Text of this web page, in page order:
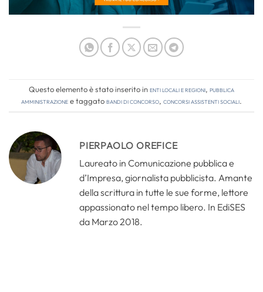
Questo elemento è stato inserito inEnti locali e regioni, Pubblica
amministrazionee taggatobandi di concorso, concorsi assistenti sociali.
PIERPAOLO OREFICE
Laureato in Comunicazione pubblica e
d’Impresa, giornalista pubblicista. Amante
della scrittura in tutte le sue forme, lettore
appassionato nel tempo libero. In EdiSES
da Marzo 2018.